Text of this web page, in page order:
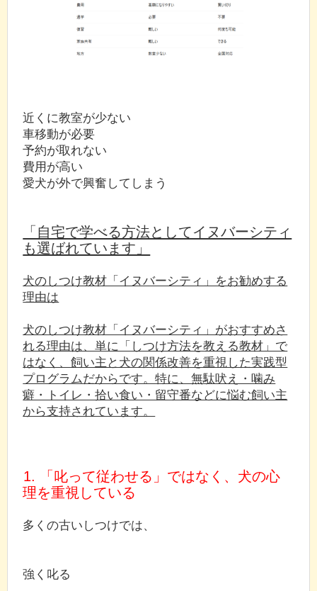
近くに教室が少ない
車移動が必要
予約が取れない
費用が高い
愛犬が外で興奮してしまう
「自宅で学べる方法としてイヌバーシティ
も選ばれています」
犬のしつけ教材「イヌバーシティ」をお勧めする
理由は
犬のしつけ教材「イヌバーシティ」がおすすめさ
れる理由は、単に「しつけ方法を教える教材」で
はなく、飼い主と犬の関係改善を重視した実践型
プログラムだからです。特に、無駄吠え・噛み
癖・トイレ・拾い食い・留守番などに悩む飼い主
から支持されています。
1. 「叱って従わせる」ではなく、犬の心
理を重視している
多くの古いしつけでは、
強く叱る